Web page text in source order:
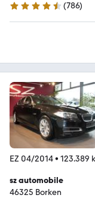
4.4 Sterne
(786)
EZ 04/2014• 123.389
sz automobile
46325 Borken